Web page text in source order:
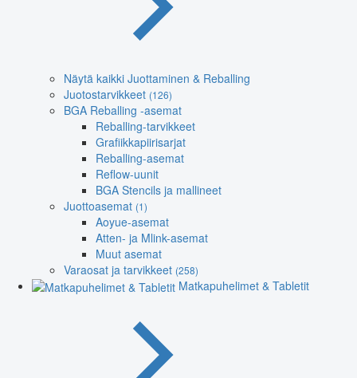
Näytä kaikki Juottaminen & Reballing
Juotostarvikkeet (126)
BGA Reballing -asemat
Reballing-tarvikkeet
Grafiikkapiirisarjat
Reballing-asemat
Reflow-uunit
BGA Stencils ja mallineet
Juottoasemat (1)
Aoyue-asemat
Atten- ja Mlink-asemat
Muut asemat
Varaosat ja tarvikkeet (258)
Matkapuhelimet & Tabletit